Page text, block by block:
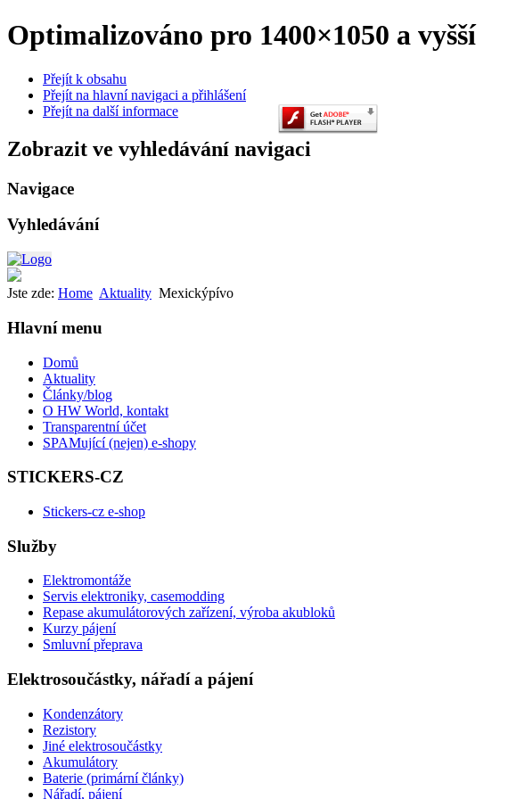
Optimalizováno pro 1400×1050 a vyšší
Přejít k obsahu
Přejít na hlavní navigaci a přihlášení
Přejít na další informace
Zobrazit ve vyhledávání navigaci
Navigace
Vyhledávání
Jste zde: Home Aktuality Mexickýpívo
Hlavní menu
Domů
Aktuality
Články/blog
O HW World, kontakt
Transparentní účet
SPAMující (nejen) e-shopy
STICKERS-CZ
Stickers-cz e-shop
Služby
Elektromontáže
Servis elektroniky, casemodding
Repase akumulátorových zařízení, výroba akubloků
Kurzy pájení
Smluvní přeprava
Elektrosoučástky, nářadí a pájení
Kondenzátory
Rezistory
Jiné elektrosoučástky
Akumulátory
Baterie (primární články)
Nářadí, pájení